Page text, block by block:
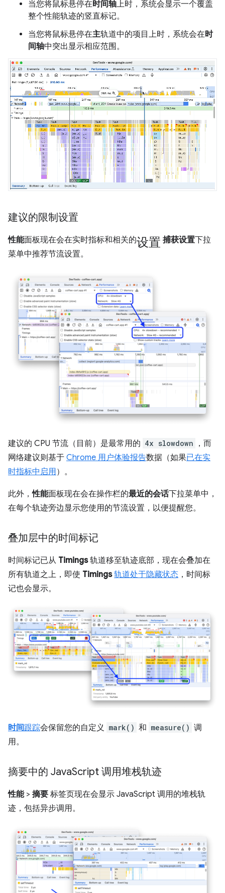
当您将鼠标悬停在时间轴上时，系统会显示一个覆盖
整个性能轨迹的竖直标记。
当您将鼠标悬停在主轨道中的项目上时，系统会在时
间轴中突出显示相应范围。
建议的限制设置
性能面板现在会在实时指标和相关的设置 捕获设置下拉
菜单中推荐节流设置。
建议的 CPU 节流（目前）是最常用的 4x slowdown
，而
网络建议则基于 Chrome 用户体验报告数据（如果已在实
时指标中启用）。
此外，性能面板现在会在操作栏的最近的会话下拉菜单中，
在每个轨迹旁边显示您使用的节流设置，以便提醒您。
叠加层中的时间标记
时间标记已从 Timings轨道移至轨迹底部，现在会叠加在
所有轨道之上，即使 Timings 轨道处于隐藏状态 ，时间标
记也会显示。
时间跟踪会保留您的自定义 mark() 和 measure() 调
用。
摘要中的 JavaScript 调用堆栈轨迹
性能> 摘要 标签页现在会显示 JavaScript 调用的堆栈轨
迹，包括异步调用。